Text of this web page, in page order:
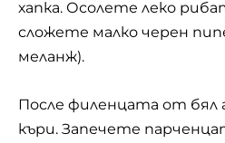
хапка. Осолете леко
сложете малко черен
меланж).
После филенцата от бял
къри. Запечете